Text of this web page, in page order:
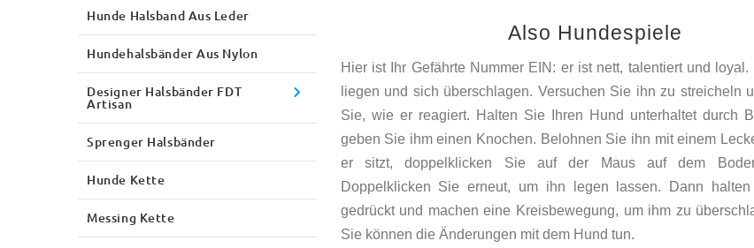
Also Hundespiele
Hier ist Ihr Gefährte Nummer EIN: er ist nett, talentiert und
liegen und sich überschlagen. Versuchen Sie ihn zu streicheln
Sie, wie er reagiert. Halten Sie Ihren Hund unterhaltet durch
geben Sie ihm einen Knochen. Belohnen Sie ihn mit einem
er sitzt, doppelklicken Sie auf der Maus auf dem
Doppelklicken Sie erneut, um ihn legen lassen. Dann
gedrückt und machen eine Kreisbewegung, um ihm zu
Sie können die Änderungen mit dem Hund tun.
Hunde Halsband Aus Leder
Hundehalsbänder Aus Nylon
Designer Halsbänder FDT
Artisan
Sprenger Halsbänder
Hunde Kette
Messing Kette